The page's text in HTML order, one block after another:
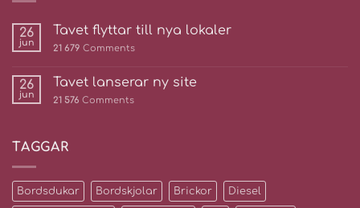
26
jun
Tavet flyttar till nya lokaler
21 679 Comments
26
jun
Tavet lanserar ny site
21 576 Comments
TAGGAR
Bordsdukar Bordskjolar Brickor Diesel